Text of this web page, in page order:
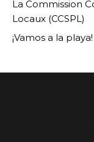
La Commission
Locaux (CCSPL)
¡Vamos a la